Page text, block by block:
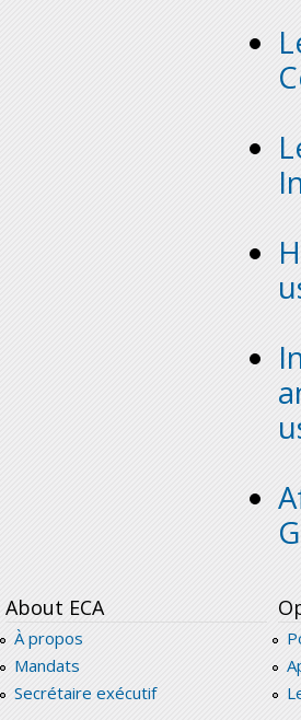
About ECA
À propos
Mandats
Secrétaire exécutif